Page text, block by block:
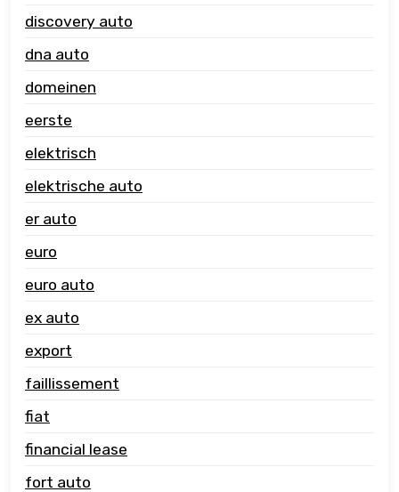
discovery auto
dna auto
domeinen
eerste
elektrisch
elektrische auto
er auto
euro
euro auto
ex auto
export
faillissement
fiat
financial lease
fort auto